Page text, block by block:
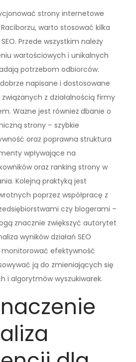
strony internetowe
warto stosować kilka
Przede wszystkim należy
wartościowych i unikalnych
potrzebom odbiorców.
napisane i dostosowane
z działalnością firmy
Ważne jest również dbanie o
strony – szybkie
oraz poprawna struktura
wpływające na
oraz ranking strony w
Kolejną praktyką jest
poprzez współpracę z
czy blogerami –
znacznie zwiększyć autorytet
wyników działań SEO
monitorować efektywność
ją do zmieniających się
i algorytmów wyszukiwarek.